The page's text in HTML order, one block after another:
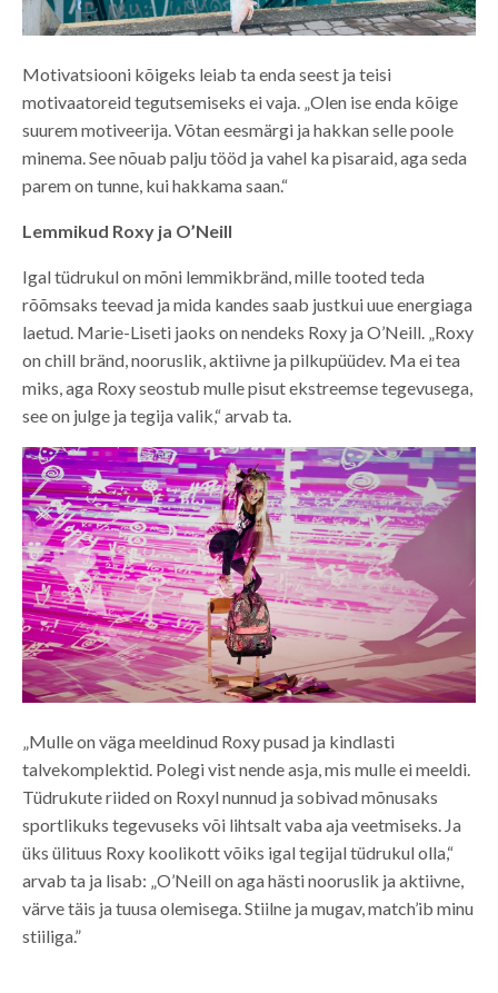
Motivatsiooni kõigeks leiab ta enda seest ja teisi
motivaatoreid tegutsemiseks ei vaja. „Olen ise enda kõige
suurem motiveerija. Võtan eesmärgi ja hakkan selle poole
minema. See nõuab palju tööd ja vahel ka pisaraid, aga seda
parem on tunne, kui hakkama saan.“
Lemmikud Roxy ja O’Neill
Igal tüdrukul on mõni lemmikbränd, mille tooted teda
rõõmsaks teevad ja mida kandes saab justkui uue energiaga
laetud. Marie-Liseti jaoks on nendeks Roxy ja O’Neill. „Roxy
on chill bränd, nooruslik, aktiivne ja pilkupüüdev. Ma ei tea
miks, aga Roxy seostub mulle pisut ekstreemse tegevusega,
see on julge ja tegija valik,“ arvab ta.
„Mulle on väga meeldinud Roxy pusad ja kindlasti
talvekomplektid. Polegi vist nende asja, mis mulle ei meeldi.
Tüdrukute riided on Roxyl nunnud ja sobivad mõnusaks
sportlikuks tegevuseks või lihtsalt vaba aja veetmiseks. Ja
üks ülituus Roxy koolikott võiks igal tegijal tüdrukul olla,“
arvab ta ja lisab: „O’Neill on aga hästi nooruslik ja aktiivne,
värve täis ja tuusa olemisega. Stiilne ja mugav, match’ib minu
stiiliga.”